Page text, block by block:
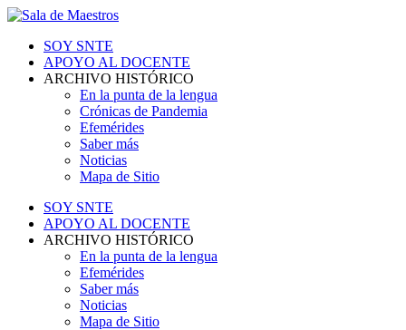
SOY SNTE
APOYO AL DOCENTE
ARCHIVO HISTÓRICO
En la punta de la lengua
Crónicas de Pandemia
Efemérides
Saber más
Noticias
Mapa de Sitio
SOY SNTE
APOYO AL DOCENTE
ARCHIVO HISTÓRICO
En la punta de la lengua
Efemérides
Saber más
Noticias
Mapa de Sitio